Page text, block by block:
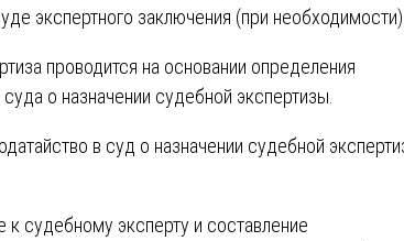
экспертного заключения (при необходимости).
проводится на основании определения
о назначении судебной экспертизы.
в суд о назначении судебной
к судебному эксперту и составление